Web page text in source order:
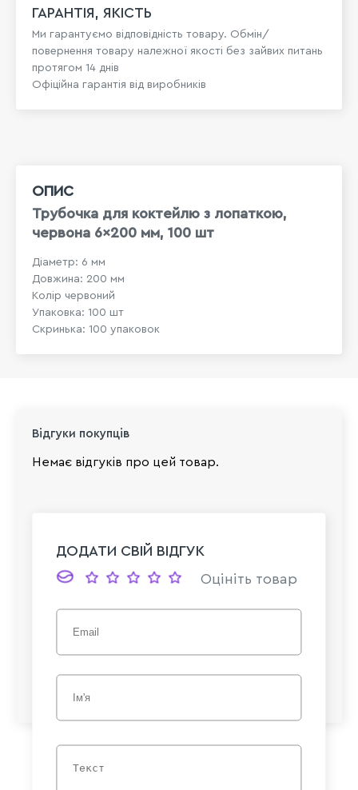
ГАРАНТІЯ, ЯКІСТЬ
Ми гарантуємо відповідність товару. Обмін/
повернення товару належної якості без зайвих питань
протягом 14 днів
Офіційна гарантія від виробників
ОПИС
Трубочка для коктейлю з лопаткою,
червона 6×200 мм, 100 шт
Діаметр: 6 мм
Довжина: 200 мм
Колір червоний
Упаковка: 100 шт
Скринька: 100 упаковок
Відгуки покупців
Немає відгуків про цей товар.
ДОДАТИ СВІЙ ВІДГУК
Оцініть товар